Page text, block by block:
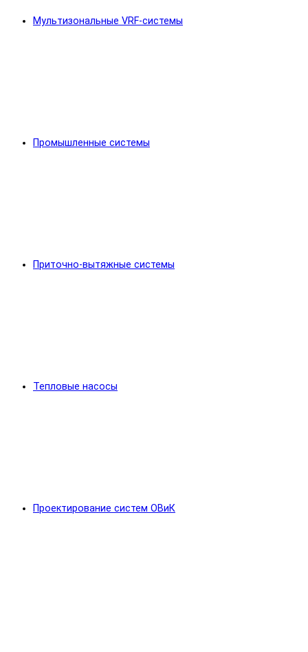
Мультизональные VRF-системы
Промышленные системы
Приточно-вытяжные системы
Тепловые насосы
Проектирование систем ОВиК